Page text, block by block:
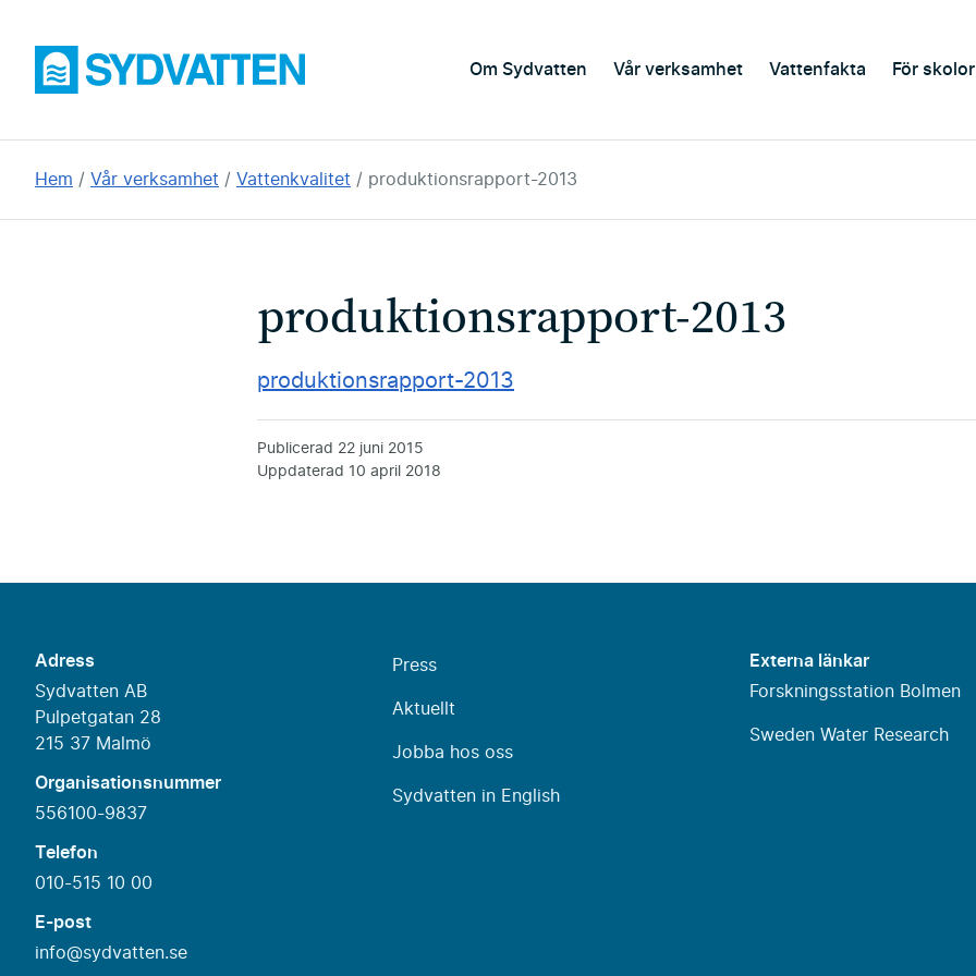
huvudinnehållet
Sydvatten Om Sydvatten Vår verksamhet Vattenfakta För skolor
Du
Hem Vår verksamhet Vattenkvalitet produktionsrapport-2013
produktionsrapport-2013
produktionsrapport-2013
Publicerad 22 juni 2015
Uppdaterad 10 april 2018
Adress
Sydvatten AB
Pulpetgatan 28
215 37 Malmö
Organisationsnummer
556100-9837
Telefon
010-515 10 00
E-post
info@sydvatten.se
Press
Aktuellt
Jobba hos oss
Sydvatten in English
Externa länkar
Forskningsstation Bolmen
Sweden Water Research